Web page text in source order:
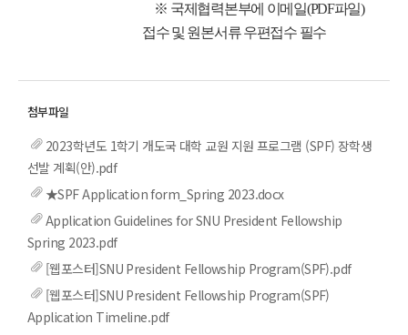
※ 국제협력본부에 이메일(PDF파일)
접수 및 원본서류 우편접수 필수
2023학년도 1학기 개도국 대학 교원 지원 프로그램 (SPF) 장학생
선발 계획(안).pdf
★SPF Application form_Spring 2023.docx
Application Guidelines for SNU President Fellowship
Spring 2023.pdf
[웹포스터]SNU President Fellowship Program(SPF).pdf
[웹포스터]SNU President Fellowship Program(SPF)
Application Timeline.pdf